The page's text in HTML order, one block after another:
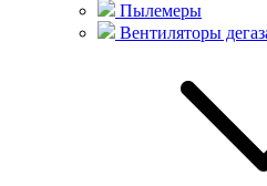
Пылемеры
Вентиляторы